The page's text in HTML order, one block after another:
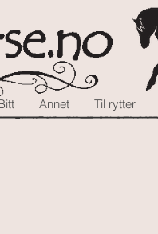
Annet Til rytter